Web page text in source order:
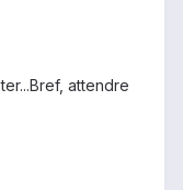
attendre